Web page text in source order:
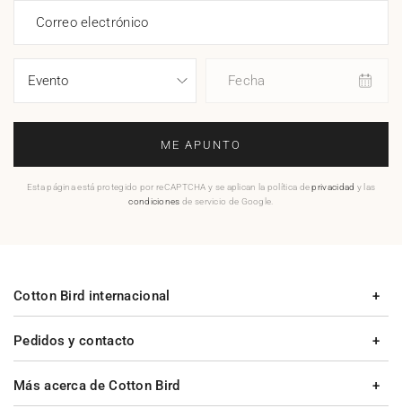
Correo electrónico
Fecha
ME APUNTO
Esta página está protegido por reCAPTCHA y se aplican la política deprivacidad y las
condiciones de servicio de Google.
Pedidos y contacto
Más acerca de Cotton Bird
Cotton Bird internacional